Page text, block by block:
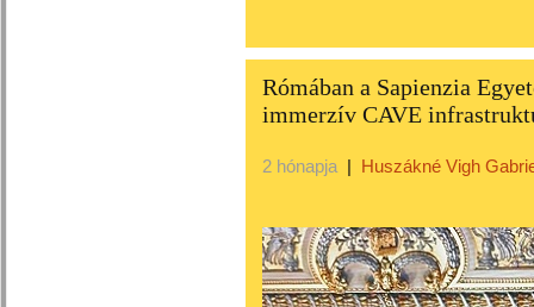
Rómában a Sapienzia
immerzív CAVE
2 hónapja | Huszákné Vigh